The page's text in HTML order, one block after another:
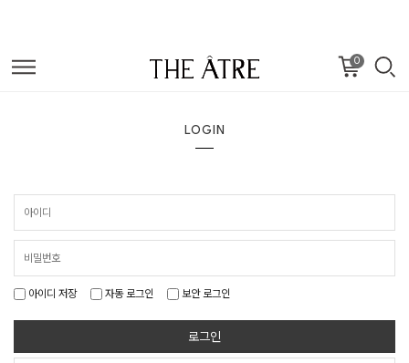
0
LOGIN
아이디 저장 자동 로그인 보안 로그인
로그인